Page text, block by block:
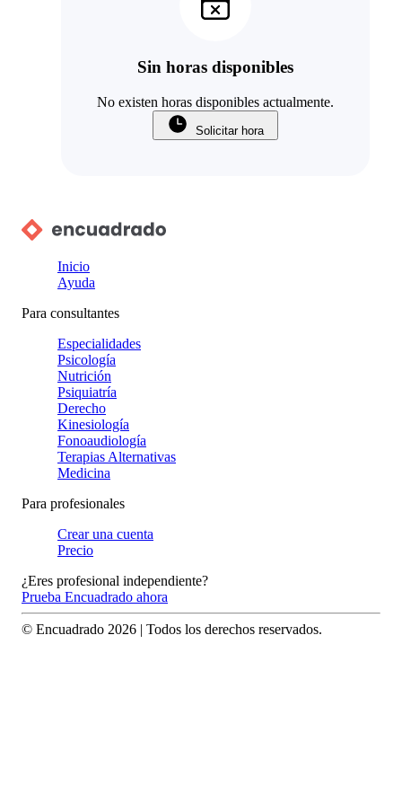
Sin horas disponibles
No existen horas disponibles actualmente.
Solicitar hora
Inicio
Ayuda
Para consultantes
Especialidades
Psicología
Nutrición
Psiquiatría
Derecho
Kinesiología
Fonoaudiología
Terapias Alternativas
Medicina
Para profesionales
Crear una cuenta
Precio
¿Eres profesional independiente?
Prueba Encuadrado ahora
© Encuadrado 2026 | Todos los derechos reservados.